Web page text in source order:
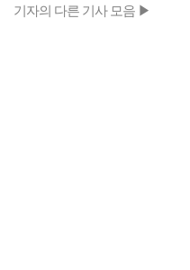
기자의 다른 기사 모음 ▶